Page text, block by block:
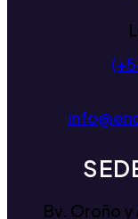
Bv. Oroño y